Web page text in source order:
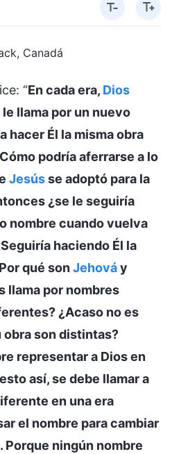
Canadá
“En cada era, Dios
llama por un nuevo
hacer Él la misma obra
podría aferrarse a lo
Jesússe adoptó para la
¿se le seguiría
nombre cuando vuelva
haciendo Él la
qué sonJehováy
llama por nombres
¿Acaso no es
obra son distintas?
representar a Dios en
así, se debe llamar a
en una era
el nombre para cambiar
Porque ningún nombre